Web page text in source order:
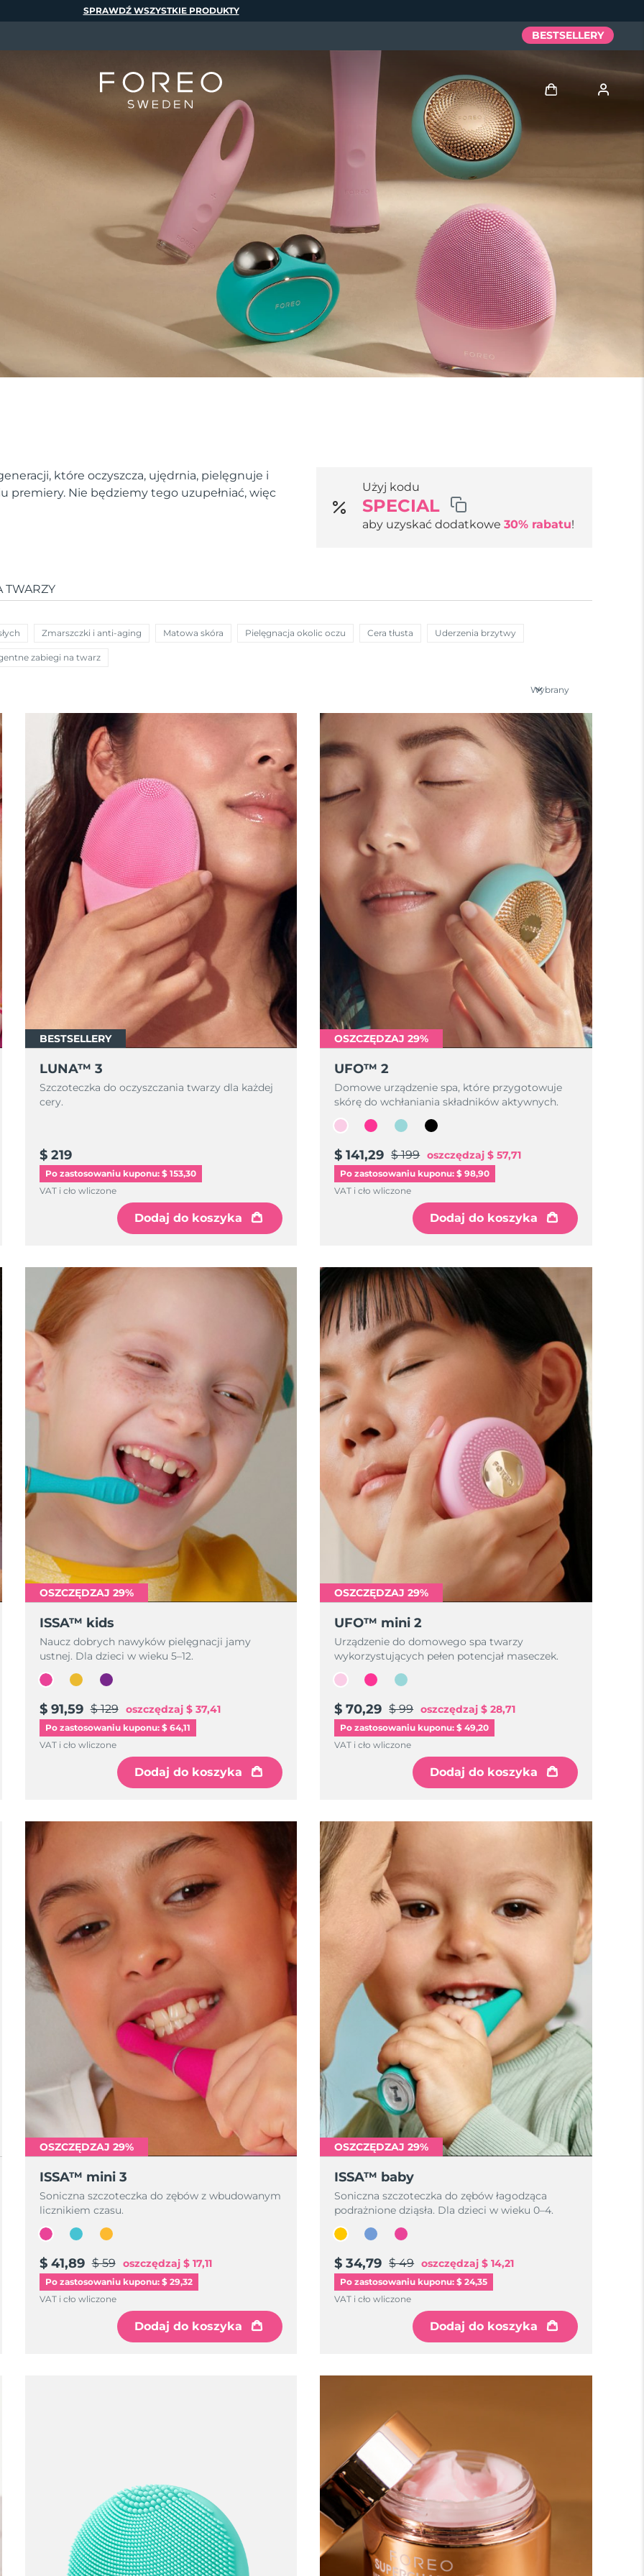
które oczyszcza, ujędrnia, pielęgnuje i
premiery. Nie będziemy tego uzupełniać, więc
Użyj kodu
SPECIAL
aby uzyskać dodatkowe 30% rabatu!
TWARZY
Zmarszczki i anti-aging Matowa skóra Pielęgnacja okolic oczu Cera tłusta Uderzenia brzytwy
zabiegi na twarz
Wybrany
BESTSELLERY
LUNA™ 3
Szczoteczka do oczyszczania twarzy dla każdej
cery.
$ 219
Po zastosowaniu kuponu: $ 153,30
VAT i cło wliczone
Dodaj do koszyka
OSZCZĘDZAJ 29%
UFO™ 2
Domowe urządzenie spa, które przygotowuje
skórę do wchłaniania składników aktywnych.
$ 141,29 $ 199 oszczędzaj $ 57,71
Po zastosowaniu kuponu: $ 98,90
VAT i cło wliczone
Dodaj do koszyka
OSZCZĘDZAJ 29%
ISSA™ kids
Naucz dobrych nawyków pielęgnacji jamy
ustnej. Dla dzieci w wieku 5–12.
$ 91,59 $ 129 oszczędzaj $ 37,41
Po zastosowaniu kuponu: $ 64,11
VAT i cło wliczone
Dodaj do koszyka
OSZCZĘDZAJ 29%
UFO™ mini 2
Urządzenie do domowego spa twarzy
wykorzystujących pełen potencjał maseczek.
$ 70,29 $ 99 oszczędzaj $ 28,71
Po zastosowaniu kuponu: $ 49,20
VAT i cło wliczone
Dodaj do koszyka
OSZCZĘDZAJ 29%
ISSA™ mini 3
Soniczna szczoteczka do zębów z wbudowanym
licznikiem czasu.
$ 41,89 $ 59 oszczędzaj $ 17,11
Po zastosowaniu kuponu: $ 29,32
VAT i cło wliczone
Dodaj do koszyka
OSZCZĘDZAJ 29%
ISSA™ baby
Soniczna szczoteczka do zębów łagodząca
podrażnione dziąsła. Dla dzieci w wieku 0–4.
$ 34,79 $ 49 oszczędzaj $ 14,21
Po zastosowaniu kuponu: $ 24,35
VAT i cło wliczone
Dodaj do koszyka
SPRAWDŹ WSZYSTKIE PRODUKTY
BESTSELLERY
Zaloguj
Moje urządzenia
Moje zamówienia
Moje adresy
Moje subskrypcje